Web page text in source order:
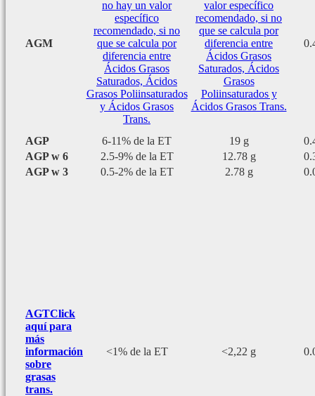
AGM
no hay un valor
específico
recomendado, si no
que se calcula por
diferencia entre
Ácidos Grasos
Saturados, Ácidos
Grasos Poliinsaturados
y Ácidos Grasos
Trans.
valor específico
recomendado, si no
que se calcula por
diferencia entre
Ácidos Grasos
Saturados, Ácidos
Grasos
Poliinsaturados y
Ácidos Grasos Trans.
AGP 6-11% de la ET 19 g
AGP w 6
2.5-9% de la ET 12.78 g
AGP w 3
0.5-2% de la ET 2.78 g
AGTClick
aquí para
más
información
sobre
grasas
trans.
<1% de la ET <2,22 g